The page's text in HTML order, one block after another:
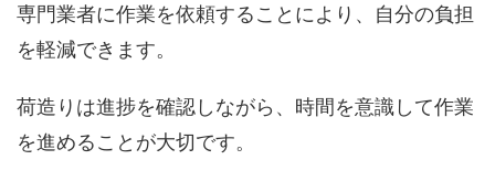
専門業者に作業を依頼することにより、自分の負担
を軽減できます。
荷造りは進捗を確認しながら、時間を意識して作業
を進めることが大切です。